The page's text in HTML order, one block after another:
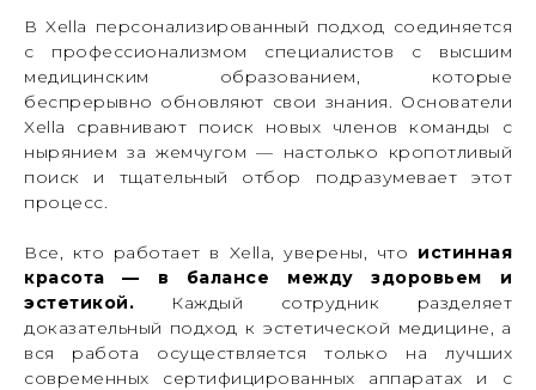
В Xella персонализированный подход соединяется
с профессионализмом специалистов с высшим
медицинским образованием, которые
беспрерывно обновляют свои знания. Основатели
Xella сравнивают поиск новых членов команды с
нырянием за жемчугом — настолько кропотливый
поиск и тщательный отбор подразумевает этот
процесс.
Все, кто работает в Xella, уверены, что истинная
красота — в балансе между здоровьем и
эстетикой. Каждый сотрудник разделяет
доказательный подход к эстетической медицине, а
вся работа осуществляется только на лучших
современных сертифицированных аппаратах и с